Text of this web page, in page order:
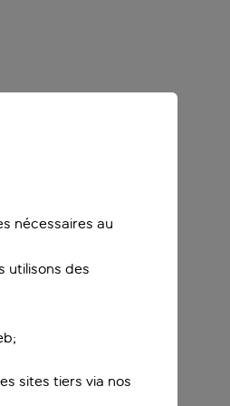
nécessaires au
utilisons des
sites tiers via nos